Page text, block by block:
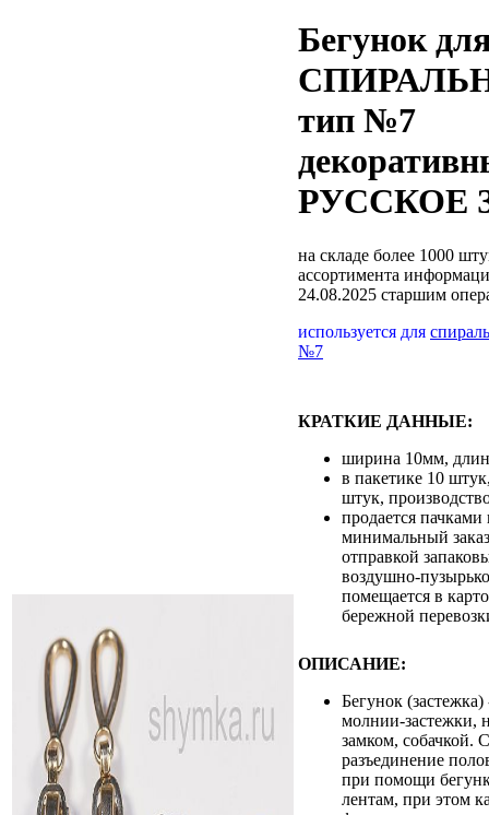
Бегунок
тип №7
РУССКОЕ
на складе более 1000
ассортимента
24.08.2025 старшим
используется для
№7
КРАТКИЕ ДАННЫЕ:
ширина 10мм,
в пакетике 10
штук,
продается
минимальный
отправкой
воздушно-
помещается в
бережной
ОПИСАНИЕ:
Бегунок
молнии-застежки,
замком, собачкой.
разъединение
при помощи
лентам, при этом